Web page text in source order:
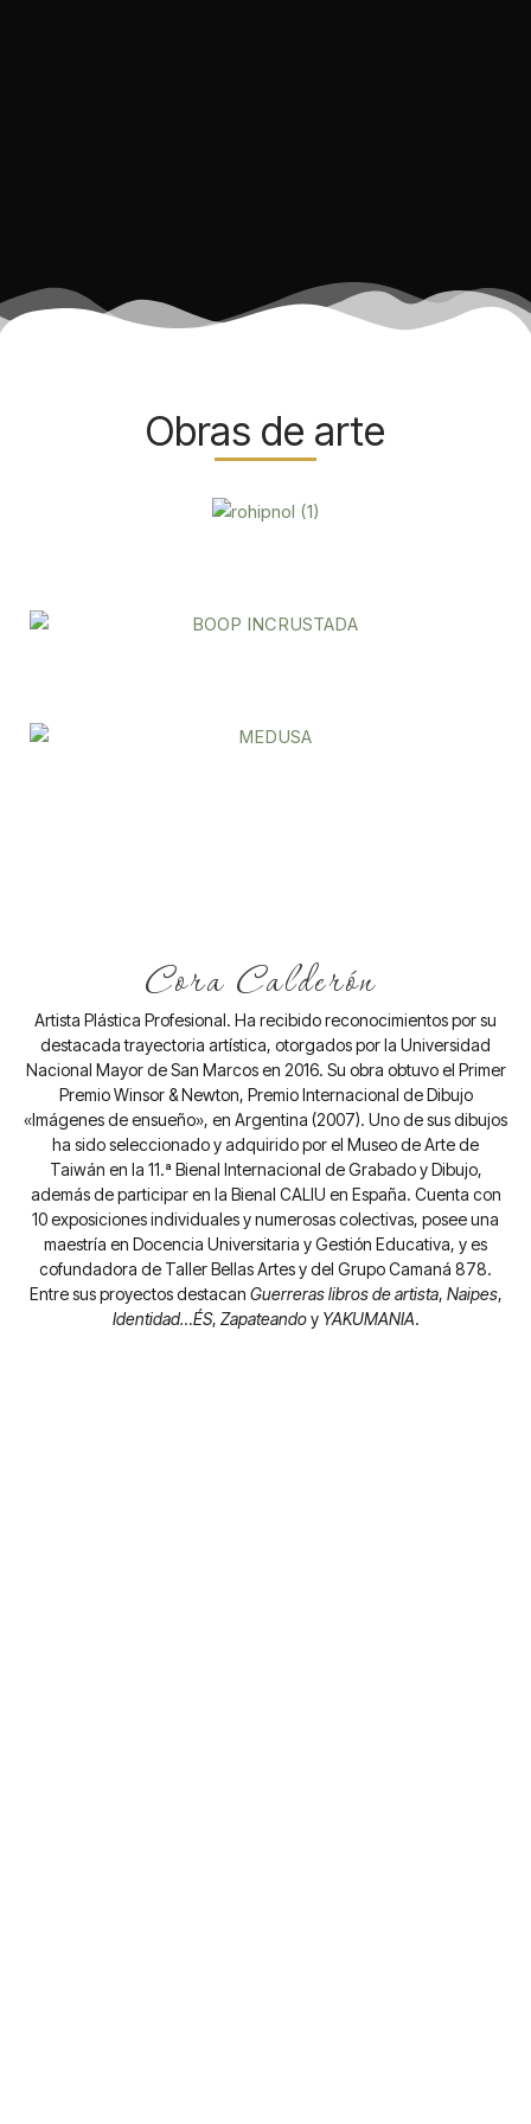
Obras de arte
Cora Calderón
Artista Plástica Profesional. Ha recibido reconocimientos por su
destacada trayectoria artística, otorgados por la Universidad
Nacional Mayor de San Marcos en 2016. Su obra obtuvo el Primer
Premio Winsor & Newton, Premio Internacional de Dibujo
«Imágenes de ensueño», en Argentina (2007). Uno de sus dibujos
ha sido seleccionado y adquirido por el Museo de Arte de
Taiwán en la 11.ª Bienal Internacional de Grabado y Dibujo,
además de participar en la Bienal CALIU en España. Cuenta con
10 exposiciones individuales y numerosas colectivas, posee una
maestría en Docencia Universitaria y Gestión Educativa, y es
cofundadora de Taller Bellas Artes y del Grupo Camaná 878.
Entre sus proyectos destacan Guerreras libros de artista, Naipes,
Identidad…ÉS, Zapateandoy YAKUMANIA.